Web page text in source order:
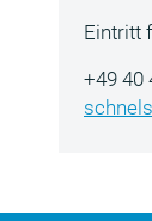
Eintritt
+49 40